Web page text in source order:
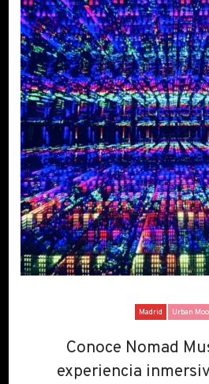
Madrid Urban
Conoce Nomad
experiencia
Conoce Nomad
experiencia